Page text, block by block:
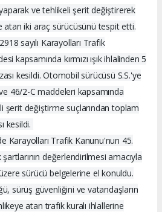
yaparak ve tehlikeli şerit değiştirerek
atan iki araç sürücüsünü tespit etti.
sayılı Karayolları Trafik
kapsamında kırmızı ışık ihlalinden 5
kesildi. Otomobil sürücüsü S.S.'ye
46/2-C maddeleri kapsamında
şerit değiştirme suçlarından toplam
kesildi.
Karayolları Trafik Kanunu'nun 45.
değerlendirilmesi amacıyla
sürücü belgelerine el konuldu.
sürüş güvenliğini ve vatandaşların
atan trafik kuralı ihlallerine